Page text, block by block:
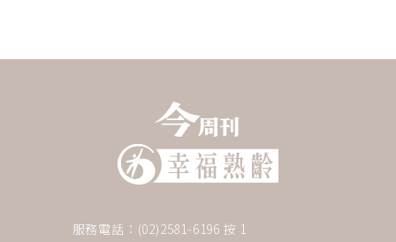
服務電話：(02)2581-6196 按 1